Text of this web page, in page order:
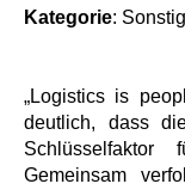
Kategorie:
„Logistics is
deutlich, dass
Schlüsselfaktor
Gemeinsam